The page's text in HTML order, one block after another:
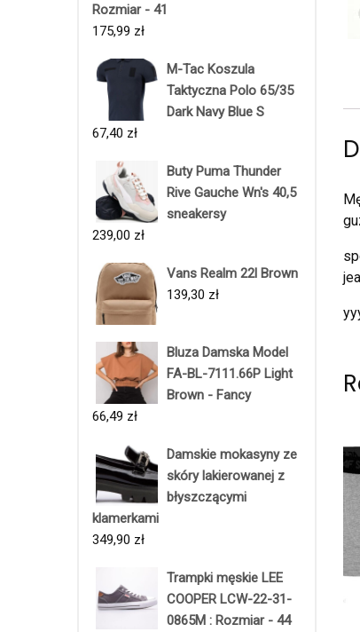
Rozmiar - 41
175,99 zł
M-Tac Koszula
Taktyczna Polo 65/35
Dark Navy Blue S
67,40 zł
Buty Puma Thunder
Rive Gauche Wn's 40,5
sneakersy
239,00 zł
Vans Realm 22l Brown
139,30 zł
Bluza Damska Model
FA-BL-7111.66P Light
Brown - Fancy
66,49 zł
Damskie mokasyny ze
skóry lakierowanej z
błyszczącymi
klamerkami
349,90 zł
Trampki męskie LEE
COOPER LCW-22-31-
0865M : Rozmiar - 44